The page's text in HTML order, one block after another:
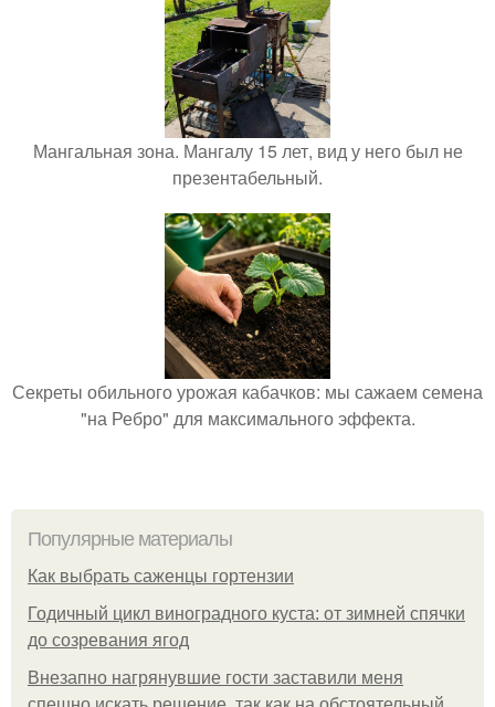
Мангальная зона. Мангалу 15 лет, вид у него был не
презентабельный.
Секреты обильного урожая кабачков: мы сажаем семена
"на Ребро" для максимального эффекта.
Популярные материалы
Как выбрать саженцы гортензии
Годичный цикл виноградного куста: от зимней спячки
до созревания ягод
Внезапно нагрянувшие гости заставили меня